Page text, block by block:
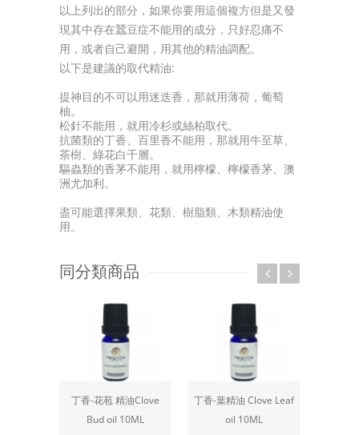
以上列出的部分，如果你要用這個複方但是又發
現其中存在蠶豆症不能用的成分，只好忍痛不
用，或者自己避開，用其他的精油調配。
以下是建議的取代精油:
提神目的不可以用迷迭香，那就用薄荷，葡萄
柚。
松針不能用，就用冷杉或絲柏取代。
抗菌類的丁香、百里香不能用，那就用牛至草、
茶樹、綠花白千層。
驅蟲類的香茅不能用，就用檸檬、檸檬香茅、澳
洲尤加利。
盡可能選擇果類、花類、樹脂類、木類精油使
用。
同分類商品
丁香-花苞 精油Clove
Bud oil 10ML
丁香-葉精油 Clove Leaf
oil 10ML